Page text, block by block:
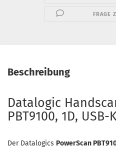
FRAGE
Beschreibung
Datalogic
PBT9100, 1D,
Der Datalogics PowerScan